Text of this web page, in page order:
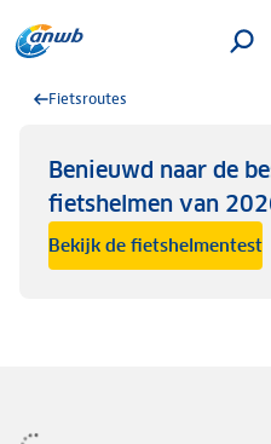
Fietsroutes
Benieuwd naar de
fietshelmen van
Bekijk de fietshelmentest